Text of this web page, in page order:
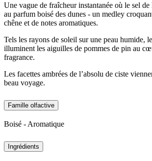
Une vague de fraîcheur instantanée où le sel de
au parfum boisé des dunes - un medley
chêne et de notes aromatiques.
Tels les rayons de soleil sur une peau humide,
illuminent les aiguilles de pommes de pin au
fragrance.
Les facettes ambrées de l’absolu de ciste
beau voyage.
Famille olfactive
Boisé - Aromatique
Ingrédients